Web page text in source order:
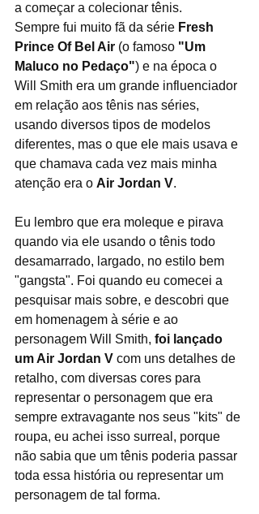
a começar a colecionar tênis.
Sempre fui muito fã da série Fresh
Prince Of Bel Air (o famoso "Um
Maluco no Pedaço") e na época o
Will Smith era um grande influenciador
em relação aos tênis nas séries,
usando diversos tipos de modelos
diferentes, mas o que ele mais usava e
que chamava cada vez mais minha
atenção era o Air Jordan V.
Eu lembro que era moleque e pirava
quando via ele usando o tênis todo
desamarrado, largado, no estilo bem
"gangsta". Foi quando eu comecei a
pesquisar mais sobre, e descobri que
em homenagem à série e ao
personagem Will Smith, foi lançado
um Air Jordan V com uns detalhes de
retalho, com diversas cores para
representar o personagem que era
sempre extravagante nos seus "kits" de
roupa, eu achei isso surreal, porque
não sabia que um tênis poderia passar
toda essa história ou representar um
personagem de tal forma.